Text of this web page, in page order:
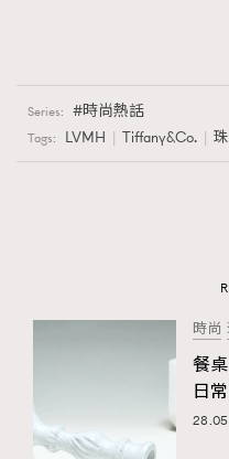
Series: 時尚熱話
Tags: LVMH Tiffany&Co.
時尚
餐
日